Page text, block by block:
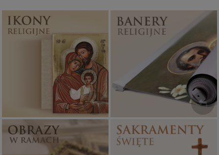
Ikony religijne
PONAD 400
WZORÓW
Banery religijne
ZOBACZ